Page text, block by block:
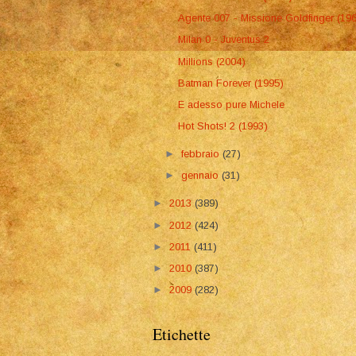
Agente 007 - Missione Goldfinger
Milan 0 - Juventus 2
Millions (2004)
Batman Forever (1995)
E adesso pure Michele
Hot Shots! 2 (1993)
►febbraio(27)
►gennaio(31)
►2013(389)
►2012(424)
►2011 (411)
►2010 (387)
►2009(282)
Etichette